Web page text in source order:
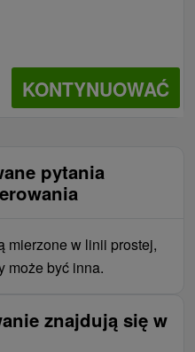
KONTYNUOWAĆ
pytania
mierzone w linii prostej,
może być inna.
znajdują się w